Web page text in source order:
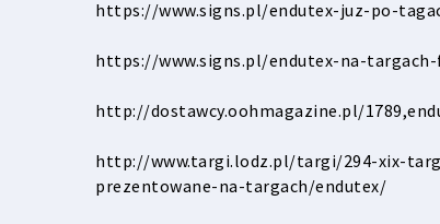
https://www.signs.pl/endutex-juz-po-
https://www.signs.pl/endutex-na-
http://dostawcy.oohmagazine.pl/
http://www.targi.lodz.pl/targi/294-xix-
prezentowane-na-targach/endutex/